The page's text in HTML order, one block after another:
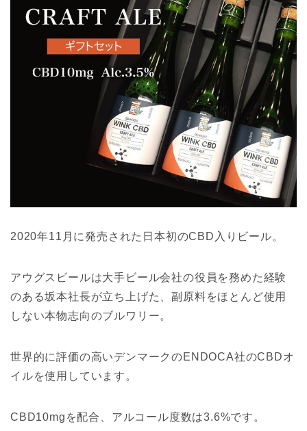
2020年11月に発売された日本初のCBD入りビール。
アウグスビールは大手ビール会社の役員を務めた経験
のある坂本社長が立ち上げた、副原料をほとんど使用
しない本物志向のブルワリー。
世界的に評価の高いデンマークのENDOCA社のCBDオ
イルを使用しています。
CBD10mgを配合、アルコール度数は3.6%です。